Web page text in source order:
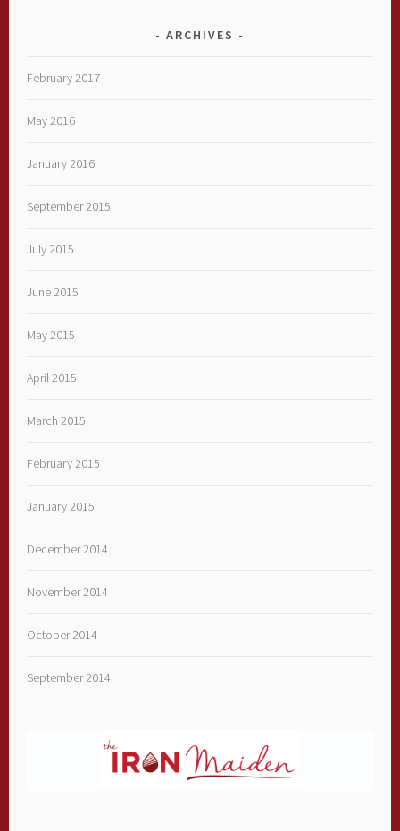
ARCHIVES
February 2017
May 2016
January 2016
September 2015
July 2015
June 2015
May 2015
April 2015
March 2015
February 2015
January 2015
December 2014
November 2014
October 2014
September 2014